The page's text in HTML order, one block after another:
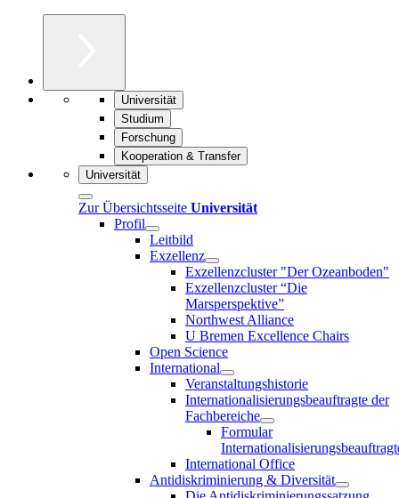
Universität
Studium
Forschung
Kooperation & Transfer
Universität
Zur Übersichtsseite Universität
Profil
Leitbild
Exzellenz
Exzellenzcluster "Der Ozeanboden"
Exzellenzcluster “Die
Marsperspektive”
Northwest Alliance
U Bremen Excellence Chairs
Open Science
International
Veranstaltungshistorie
Internationalisierungsbeauftragte der
Fachbereiche
Formular
International Office
Antidiskriminierung & Diversität